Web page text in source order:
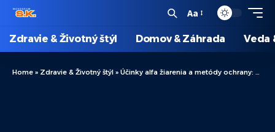
Aa
Zdravie & Životný štýl Domov & Záhrada Veda
Home » Zdravie & Životný štýl » Účinky alfa žiarenia a metódy ochrany: zdravotné riziká a prevencia